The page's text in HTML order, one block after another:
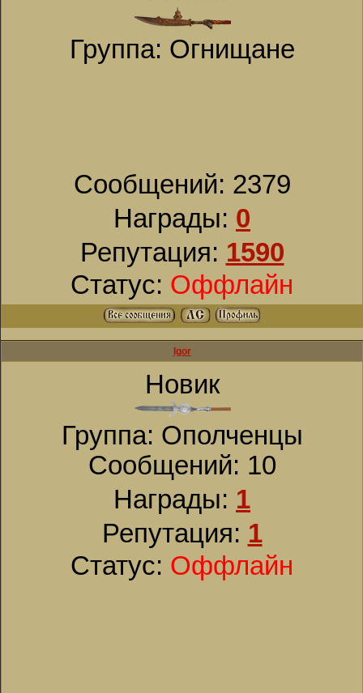
Группа: Огнищане
Сообщений: 2379
Награды: 0
Репутация: 1590
Статус: Оффлайн
Igor
Новик
Группа: Ополченцы
Сообщений: 10
Награды: 1
Репутация: 1
Статус: Оффлайн